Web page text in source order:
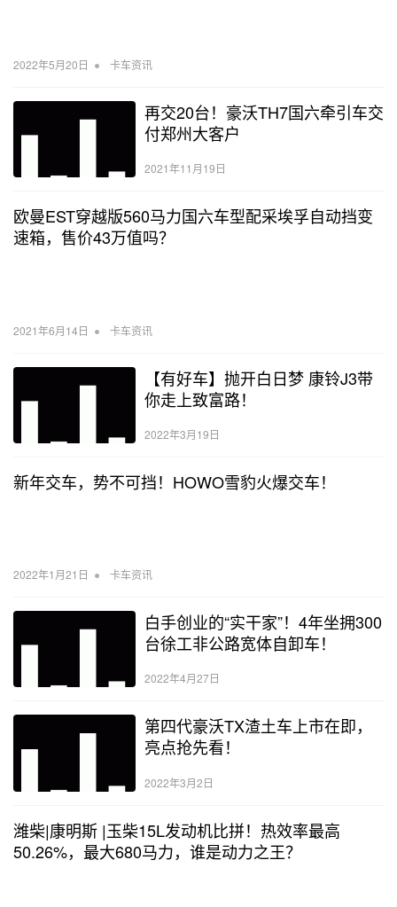
2022年5月20日 • 卡车资讯
再交20台！豪沃TH7国六牵引车交
付郑州大客户
2021年11月19日
欧曼EST穿越版560马力国六车型配采埃孚自动挡变
速箱，售价43万值吗？
2021年6月14日 • 卡车资讯
【有好车】抛开白日梦 康铃J3带
你走上致富路！
2022年3月19日
新年交车，势不可挡！HOWO雪豹火爆交车！
2022年1月21日 • 卡车资讯
白手创业的“实干家”！4年坐拥300
台徐工非公路宽体自卸车！
2022年4月27日
第四代豪沃TX渣土车上市在即，
亮点抢先看！
2022年3月2日
潍柴|康明斯 |玉柴15L发动机比拼！热效率最高
50.26%，最大680马力，谁是动力之王？